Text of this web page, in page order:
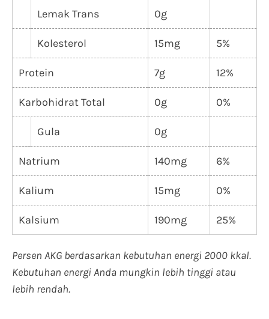
Lemak Trans 0g
Kolesterol 15mg 5%
Protein 7g 12%
Karbohidrat Total 0g 0%
Gula 0g
Natrium 140mg 6%
Kalium 15mg 0%
Kalsium 190mg 25%
Persen AKG berdasarkan kebutuhan energi 2000 kkal.
Kebutuhan energi Anda mungkin lebih tinggi atau
lebih rendah.